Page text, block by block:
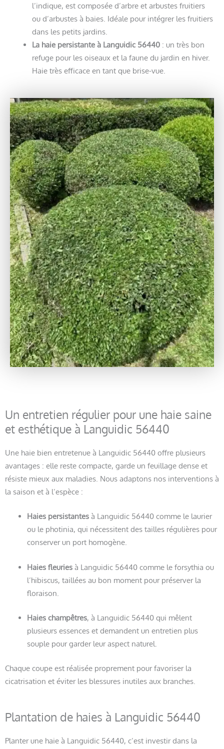
l’indique, est composée d’arbre et arbustes fruitiers
ou d’arbustes à baies. Idéale pour intégrer les fruitiers
dans les petits jardins.
La haie persistante à Languidic 56440 : un très bon
refuge pour les oiseaux et la faune du jardin en hiver.
Haie très efficace en tant que brise-vue.
Un entretien régulier pour une haie saine
et esthétique à Languidic 56440
Une haie bien entretenue à Languidic 56440 offre plusieurs
avantages : elle reste compacte, garde un feuillage dense et
résiste mieux aux maladies. Nous adaptons nos interventions à
la saison et à l’espèce :
Haies persistantesà Languidic 56440 comme le laurier
ou le photinia, qui nécessitent des tailles régulières pour
conserver un port homogène.
Haies fleuriesà Languidic 56440 comme le forsythia ou
l’hibiscus, taillées au bon moment pour préserver la
floraison.
Haies champêtres, à Languidic 56440 qui mêlent
plusieurs essences et demandent un entretien plus
souple pour garder leur aspect naturel.
Chaque coupe est réalisée proprement pour favoriser la
cicatrisation et éviter les blessures inutiles aux branches.
Plantation de haies à Languidic 56440
Planter une haie à Languidic 56440, c’est investir dans la